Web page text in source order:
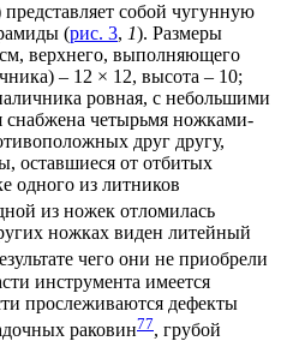
собой чугунную
(рис. 3, 1). Размеры
верхнего, выполняющего
– 12 × 12, высота – 10;
ровная, с небольшими
снабжена четырьмя ножками-
друг другу,
оставшиеся от отбитых
одного из литников
из ножек отломилась
ножках виден литейный
чего они не приобрели
инструмента имеется
прослеживаются дефекты
раковин77, грубой